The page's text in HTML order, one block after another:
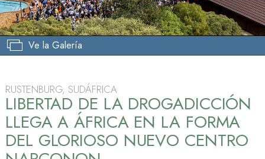
Ve la Galería
RUSTENBURG, SUDÁFRICA
LIBERTAD DE LA DROGADICCIÓN
LLEGA A ÁFRICA EN LA FORMA
DEL GLORIOSO NUEVO CENTRO